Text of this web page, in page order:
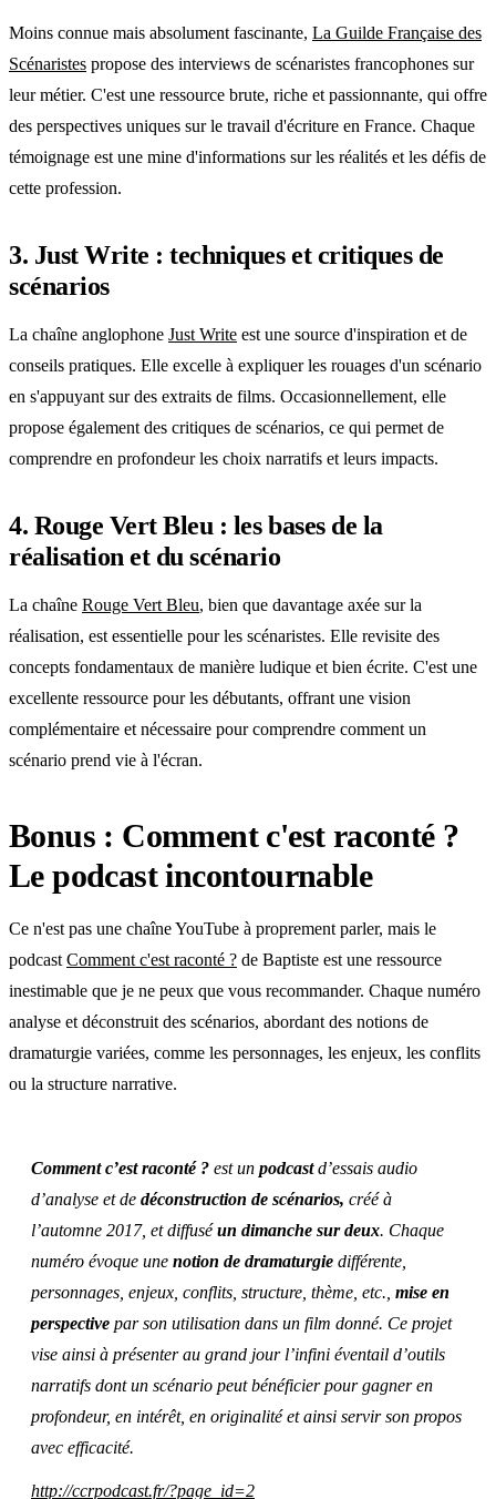
Moins connue mais absolument fascinante, La Guilde Française des
Scénaristes propose des interviews de scénaristes francophones sur
leur métier. C'est une ressource brute, riche et passionnante, qui offre
des perspectives uniques sur le travail d'écriture en France. Chaque
témoignage est une mine d'informations sur les réalités et les défis de
cette profession.
3. Just Write : techniques et critiques de
scénarios
La chaîne anglophone Just Write est une source d'inspiration et de
conseils pratiques. Elle excelle à expliquer les rouages d'un scénario
en s'appuyant sur des extraits de films. Occasionnellement, elle
propose également des critiques de scénarios, ce qui permet de
comprendre en profondeur les choix narratifs et leurs impacts.
4. Rouge Vert Bleu : les bases de la
réalisation et du scénario
La chaîne Rouge Vert Bleu, bien que davantage axée sur la
réalisation, est essentielle pour les scénaristes. Elle revisite des
concepts fondamentaux de manière ludique et bien écrite. C'est une
excellente ressource pour les débutants, offrant une vision
complémentaire et nécessaire pour comprendre comment un
scénario prend vie à l'écran.
Bonus : Comment c'est raconté ?
Le podcast incontournable
Ce n'est pas une chaîne YouTube à proprement parler, mais le
podcast Comment c'est raconté ? de Baptiste est une ressource
inestimable que je ne peux que vous recommander. Chaque numéro
analyse et déconstruit des scénarios, abordant des notions de
dramaturgie variées, comme les personnages, les enjeux, les conflits
ou la structure narrative.
Comment c’est raconté ? est un podcastd’essais audio
d’analyse et de déconstruction de scénarios, créé à
l’automne 2017, et diffuséun dimanche sur deux. Chaque
numéro évoque une notion de dramaturgie différente,
personnages, enjeux, conflits, structure, thème, etc., mise en
perspective par son utilisation dans un film donné. Ce projet
vise ainsi à présenter au grand jour l’infini éventail d’outils
narratifs dont un scénario peut bénéficier pour gagner en
profondeur, en intérêt, en originalité et ainsi servir son propos
avec efficacité.
http://ccrpodcast.fr/?page_id=2